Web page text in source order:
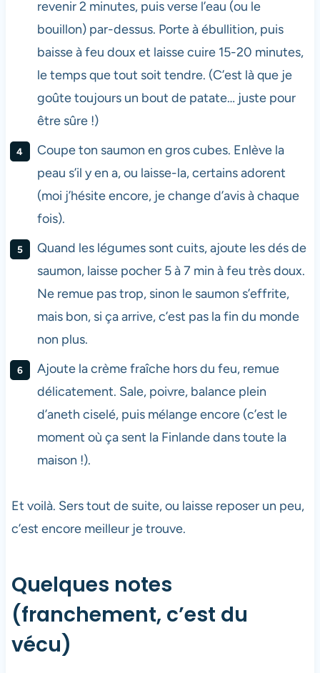
revenir 2 minutes, puis verse l’eau (ou le
bouillon) par-dessus. Porte à ébullition, puis
baisse à feu doux et laisse cuire 15-20 minutes,
le temps que tout soit tendre. (C’est là que je
goûte toujours un bout de patate… juste pour
être sûre !)
Coupe ton saumon en gros cubes. Enlève la
peau s’il y en a, ou laisse-la, certains adorent
(moi j’hésite encore, je change d’avis à chaque
fois).
Quand les légumes sont cuits, ajoute les dés de
saumon, laisse pocher 5 à 7 min à feu très doux.
Ne remue pas trop, sinon le saumon s’effrite,
mais bon, si ça arrive, c’est pas la fin du monde
non plus.
Ajoute la crème fraîche hors du feu, remue
délicatement. Sale, poivre, balance plein
d’aneth ciselé, puis mélange encore (c’est le
moment où ça sent la Finlande dans toute la
maison !).
Et voilà. Sers tout de suite, ou laisse reposer un peu,
c’est encore meilleur je trouve.
Quelques notes
(franchement, c’est du
vécu)